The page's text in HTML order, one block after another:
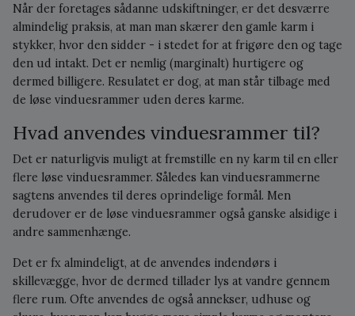
Når der foretages sådanne udskiftninger, er det desværre
almindelig praksis, at man man skærer den gamle karm i
stykker, hvor den sidder - i stedet for at frigøre den og tage
den ud intakt. Det er nemlig (marginalt) hurtigere og
dermed billigere. Resulatet er dog, at man står tilbage med
de løse vinduesrammer uden deres karme.
Hvad anvendes vinduesrammer til?
Det er naturligvis muligt at fremstille en ny karm til en eller
flere løse vinduesrammer. Således kan vinduesrammerne
sagtens anvendes til deres oprindelige formål. Men
derudover er de løse vinduesrammer også ganske alsidige i
andre sammenhænge.
Det er fx almindeligt, at de anvendes indendørs i
skillevægge, hvor de dermed tillader lys at vandre gennem
flere rum. Ofte anvendes de også annekser, udhuse og